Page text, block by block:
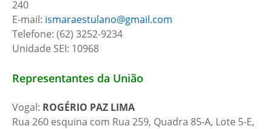
240
E-mail: ismaraestulano@gmail.com
Telefone: (62) 3252-9234
Unidade SEI: 10968
Representantes da União
Vogal: ROGÉRIO PAZ LIMA
Rua 260 esquina com Rua 259, Quadra 85-A, Lote 5-E,